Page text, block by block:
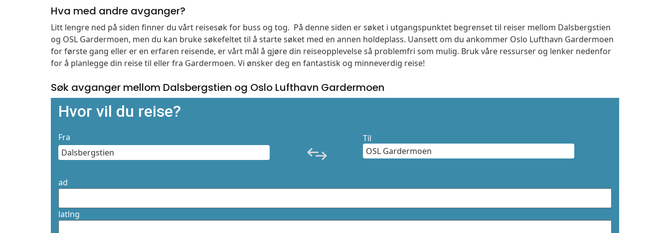
Hva med andre avganger?
Litt lengre ned på siden finner du vårt reisesøk for buss og tog. På denne siden er søket i utgangspunktet begrenset til reiser mellom Dalsbergstien
og OSL Gardermoen, men du kan bruke søkefeltet til å starte søket med en annen holdeplass. Uansett om du ankommer Oslo Lufthavn Gardermoen
for første gang eller er en erfaren reisende, er vårt mål å gjøre din reiseopplevelse så problemfri som mulig. Bruk våre ressurser og lenker nedenfor
for å planlegge din reise til eller fra Gardermoen. Vi ønsker deg en fantastisk og minneverdig reise!
Søk avganger mellom Dalsbergstien og Oslo Lufthavn Gardermoen
Hvor vil du reise?
Fra Til
ad
latlng